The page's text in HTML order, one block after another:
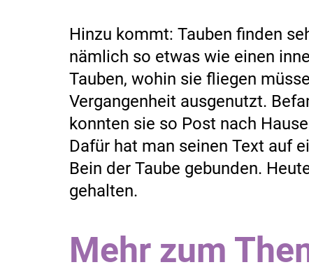
Hinzu kommt: Tauben finden
nämlich so etwas wie einen
Tauben, wohin sie fliegen
Vergangenheit ausgenutzt.
konnten sie so Post nach
Dafür hat man seinen Text auf
Bein der Taube gebunden.
gehalten.
Mehr zum